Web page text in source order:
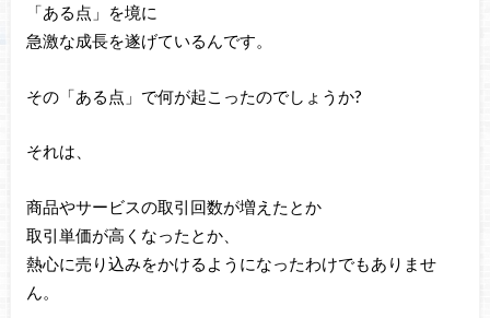
「ある点」を境に
急激な成長を遂げているんです。
その「ある点」で何が起こったのでしょうか?
それは、
商品やサービスの取引回数が増えたとか
取引単価が高くなったとか、
熱心に売り込みをかけるようになったわけでもありませ
ん。